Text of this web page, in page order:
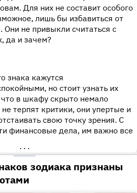
Для них не составит особого
лишь бы избавиться от
Они не привыкли считаться с
да и зачем?
знака кажутся
но стоит узнать их
в шкафу скрыто немало
терпят критики, они упертые и
свою точку зрения. С
финансовые дела, им важно все
•••
зодиака признаны